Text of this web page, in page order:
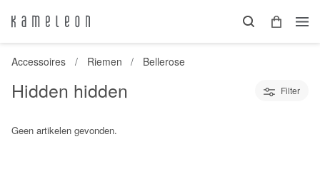
Accessoires Riemen Bellerose
Hidden hidden Filter
Geen artikelen gevonden.